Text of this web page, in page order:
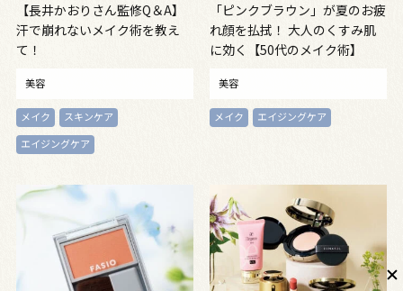
【長井かおりさん監修Q＆A】
汗で崩れないメイク術を教え
て！
美容
メイク
スキンケア
エイジングケア
「ピンクブラウン」が夏のお疲
れ顔を払拭！ 大人のくすみ肌
に効く【50代のメイク術】
美容
メイク エイジングケア